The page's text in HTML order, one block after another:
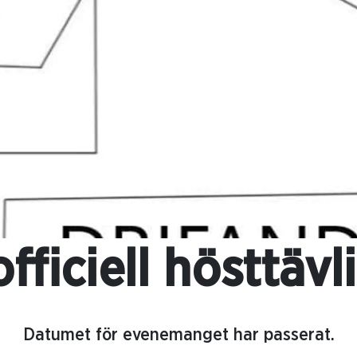
Datumet för evenemanget har passerat.